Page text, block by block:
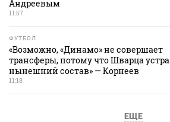
Андреевым
11:57
ФУТБОЛ
«Возможно, «Динамо» не совершает
трансферы, потому что Шварца
нынешний состав» — Корнеев
11:18
ЕЩЕ